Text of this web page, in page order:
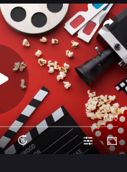
0:00